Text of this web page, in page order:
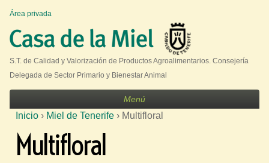
S.T. de Calidad y Valorización de Productos Agroalimentarios. Consejería
Delegada de Sector Primario y Bienestar Animal
U
s
e
r
m
e
Área privada
Menú
S
e
Inicio › Miel de Tenerife › Multifloral
Multifloral